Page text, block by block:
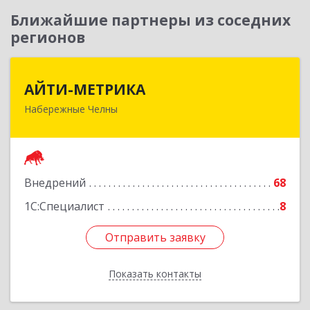
Ближайшие партнеры из соседних
регионов
АЙТИ-МЕТРИКА
Набережные Челны
Внедрений
68
1С:Специалист
8
Отправить заявку
Показать контакты
423824, Татарстан Респ (Татарстан),
Подробнее
Отправить заявку
Назад